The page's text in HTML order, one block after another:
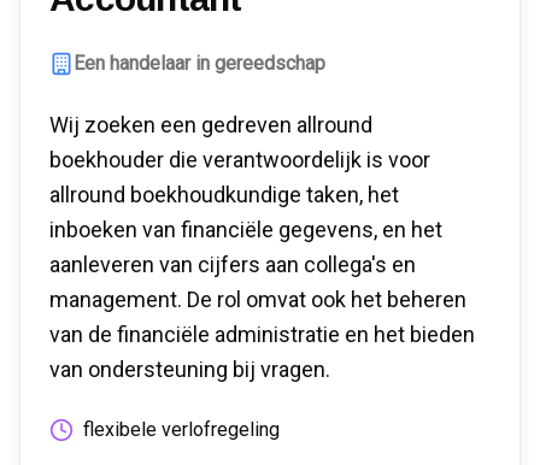
Een handelaar in gereedschap
Wij zoeken een gedreven allround
boekhouder die verantwoordelijk is voor
allround boekhoudkundige taken, het
inboeken van financiële gegevens, en het
aanleveren van cijfers aan collega's en
management. De rol omvat ook het beheren
van de financiële administratie en het bieden
van ondersteuning bij vragen.
flexibele verlofregeling